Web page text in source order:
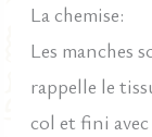
La chemise:
Les manches
rappelle le
col et fini